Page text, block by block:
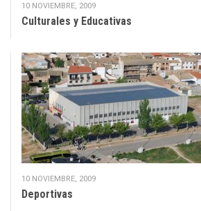
10 NOVIEMBRE, 2009
Culturales y Educativas
10 NOVIEMBRE, 2009
Deportivas